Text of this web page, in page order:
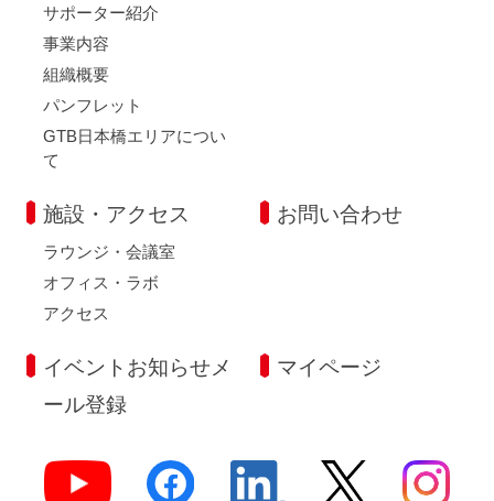
サポーター紹介
事業内容
組織概要
パンフレット
GTB日本橋エリアについ
て
施設・アクセス
ラウンジ・会議室
オフィス・ラボ
アクセス
お問い合わせ
イベントお知らせメ
ール登録
マイページ